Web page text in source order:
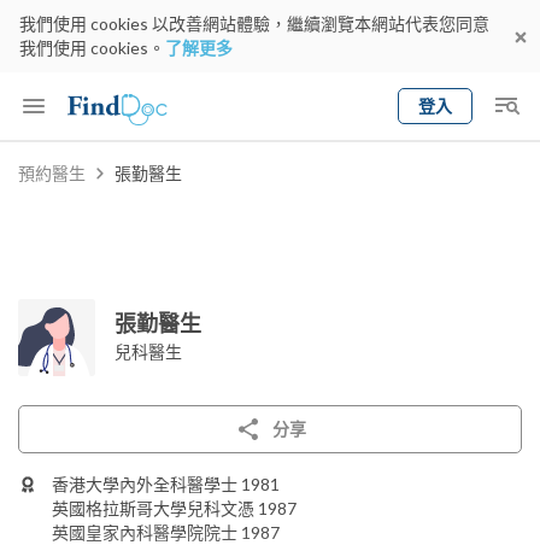
我們使用 cookies 以改善網站體驗，繼續瀏覽本網站代表您同意
我們使用 cookies。 了解更多
登入
Keyword
預約醫生 張勤醫生
張勤醫生
兒科醫生
分享
香港大學內外全科醫學士 1981
英國格拉斯哥大學兒科文憑 1987
英國皇家內科醫學院院士 1987